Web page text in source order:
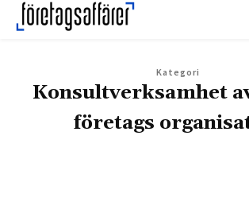
Kategori
Konsultverksamhet
företags